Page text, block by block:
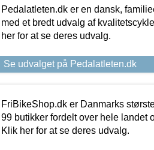
Pedalatleten.dk er en dansk,
med et bredt udvalg af
her for at se deres udvalg.
Se udvalget på Pedalatleten.dk
FriBikeShop.dk er Danmarks
99 butikker fordelt over hele landet
Klik her for at se deres udvalg.